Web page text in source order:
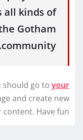
all kinds of
Gotham
community.
should go to your
and create new
Have fun!